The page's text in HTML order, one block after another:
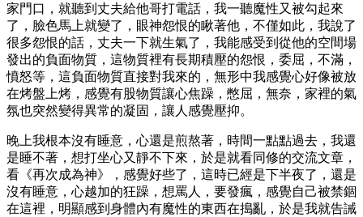
家門口，就聽到丈夫給他哥打電話，我一聽魔性又被勾起來
了，臉色馬上就變了，眼神怨恨的瞅著他，不僅如此，我說了
很多怨恨的話，丈夫一下就生氣了，我能感受到從他的空間場
發出的負面物質，這物質裡有長期積壓的怨恨，委屈，不滿，
憤怒等，這負面物質直接對我來的，無形中我感覺心好像被放
在烤盤上烤，感覺有股物質讓心焦躁，憋屈，無奈，家裡的氣
氛也突然變得異常的凝固，讓人感覺壓抑。
晚上我根本沒有睡意，心還是煎熬著，時間一點點過去，我還
是睡不著，想打坐心又靜不下來，於是就看同修的交流文章，
看《再次成為神》，感覺好些了，這時已經是下半夜了，還是
沒有睡意，心越加的狂躁，想罵人，要發瘋，感覺自己被禁錮
在這裡，明顯感到身體內有魔性的東西在搗亂，於是我就告誡